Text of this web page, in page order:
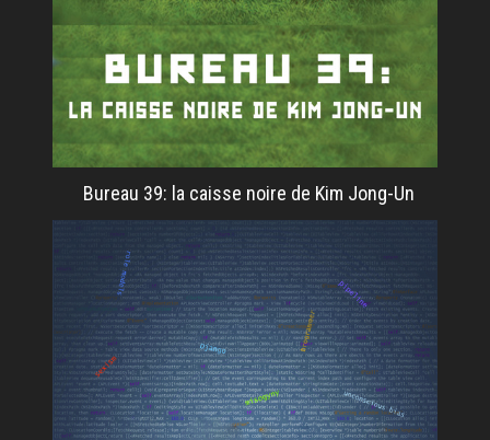
Bureau 39: la caisse noire de Kim Jong-Un